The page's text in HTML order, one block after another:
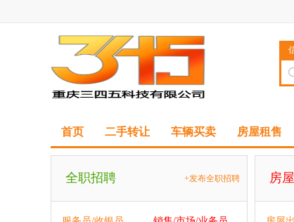
首页 二手转让 车辆买卖 房屋租售
全职招聘 +发布全职招聘 房